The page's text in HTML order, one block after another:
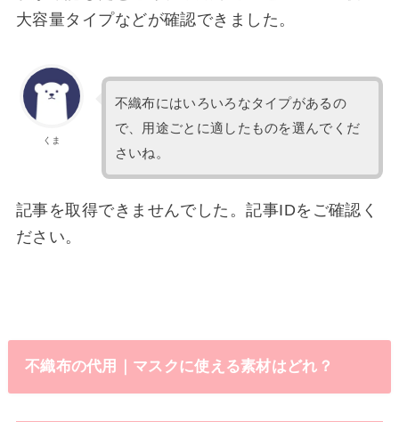
大容量タイプなどが確認できました。
くま
不織布にはいろいろなタイプがあるの
で、用途ごとに適したものを選んでくだ
さいね。
記事を取得できませんでした。記事IDをご確認く
ださい。
不織布の代用｜マスクに使える素材はどれ？